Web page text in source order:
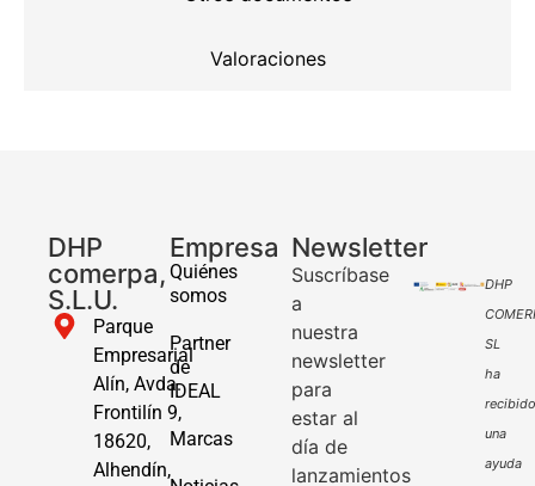
Valoraciones
DHP
comerpa,
S.L.U.
Parque
Empresarial
Alín, Avda.
Frontilín 9,
18620,
Alhendín,
Empresa
Quiénes
somos
Partner
de
IDEAL
Marcas
Newsletter
Suscríbase
a
nuestra
newsletter
para
estar al
día de
lanzamientos
DHP
SL
ha
recibido
una
ayuda